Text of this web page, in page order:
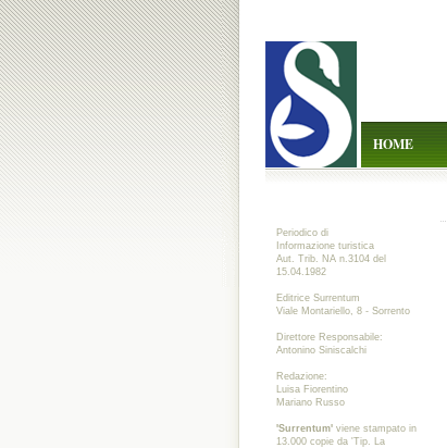
HOME
Periodico di
Informazione turistica
Aut. Trib. NA n.3104 del
15.04.1982
Editrice Surrentum
Viale Montariello, 8 - Sorrento
Direttore Responsabile:
Antonino Siniscalchi
Redazione:
Luisa Fiorentino
Mariano Russo
'Surrentum'viene stampato in
13.000 copie da 'Tip. La